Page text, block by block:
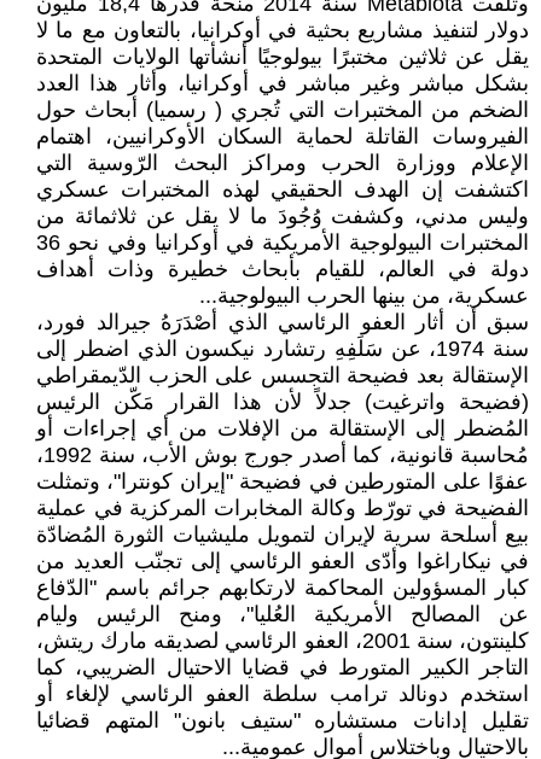
دولار لتنفيذ مشاريع بحثية في أوكرانيا، بالتعاون مع ما لا
يقل عن ثلاثين مختبرًا بيولوجيًا أنشأتها الولايات المتحدة
بشكل مباشر وغير مباشر في أوكرانيا، وأثار هذا العدد
الضخم من المختبرات التي تُجري ( رسميا) أبحاث حول
الفيروسات القاتلة لحماية السكان الأوكرانيين، اهتمام
الإعلام ووزارة الحرب ومراكز البحث الرّوسية التي
اكتشفت إن الهدف الحقيقي لهذه المختبرات عسكري
وليس مدني، وكشفت وُجُودَ ما لا يقل عن ثلاثمائة من
المختبرات البيولوجية الأمريكية في أوكرانيا وفي نحو 36
دولة في العالم، للقيام بأبحاث خطيرة وذات أهداف
عسكرية، من بينها الحرب البيولوجية...
سبق أن أثار العفو الرئاسي الذي أصْدَرَهُ جيرالد فورد،
سنة 1974، عن سَلَفِهِ رتشارد نيكسون الذي اضطر إلى
الإستقالة بعد فضيحة التجسس على الحزب الدّيمقراطي
(فضيحة واترغيت) جدلاً لأن هذا القرار مَكّن الرئيس
المُضطر إلى الإستقالة من الإفلات من أي إجراءات أو
مُحاسبة قانونية، كما أصدر جورج بوش الأب، سنة 1992،
عفوًا على المتورطين في فضيحة "إيران كونترا"، وتمثلت
الفضيحة في تورّط وكالة المخابرات المركزية في عملية
بيع أسلحة سرية لإيران لتمويل مليشيات الثورة المُضادّة
في نيكاراغوا وأدّى العفو الرئاسي إلى تجنّب العديد من
كبار المسؤولين المحاكمة لارتكابهم جرائم باسم "الدّفاع
عن المصالح الأمريكية العُليا"، ومنح الرئيس وليام
كلينتون، سنة 2001، العفو الرئاسي لصديقه مارك ريتش،
التاجر الكبير المتورط في قضايا الاحتيال الضريبي، كما
استخدم دونالد ترامب سلطة العفو الرئاسي لإلغاء أو
تقليل إدانات مستشاره "ستيف بانون" المتهم قضائيا
بالاحتيال وباختلاس أموال عمومية...